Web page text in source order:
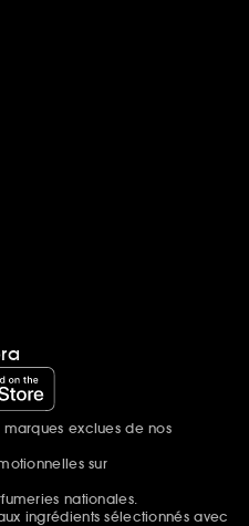
exclues de nos
sur
nationales.
ingrédients sélectionnés avec